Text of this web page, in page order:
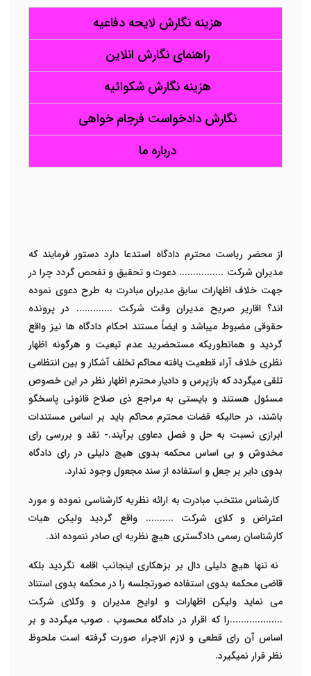
هزینه نگارش لایحه دفاعیه
راهنمای نگارش انلاین
هزینه نگارش شکوائیه
نگارش دادخواست فرجام خواهی
درباره ما
از محضر ریاست محترم دادگاه استدعا دارد دستور فرمایند که
مدیران شرکت ................ دعوت و تحقیق و تفحص گردد چرا در
جهت خلاف اظهارات سابق مدیران مبادرت به طرح دعوی نموده
اند؟ اقاریر صریح مدیران وقت شرکت ............. در پرونده
حقوقی مضبوط میباشد و ایضاً مستند احکام دادگاه ها نیز واقع
گردید و همانطوریکه مستحضرید عدم تبعیت و هرگونه اظهار
نظری خلاف آراء قطعیت یافته محاکم تخلف آشکار و بین انتظامی
تلقی میگردد که بازپرس و دادیار محترم اظهار نظر در این خصوص
مسئول هستند و بایستی به مراجع ذی صلاح قانونی پاسخگو
باشند، در حالیکه قضات محترم محاکم باید بر اساس مستندات
ابرازی نسبت به حل و فصل دعاوی برآیند.- نقد و بررسی رای
مخدوش و بی اساس محکمه بدوی هیچ دلیلی در رای دادگاه
بدوی دایر بر جعل و استفاده از سند مجعول وجود ندارد.
کارشناس منتخب مبادرت به ارائه نظریه کارشناسی نموده و مورد
اعتراض و کلای شرکت .......... واقع گردید ولیکن هیات
کارشناسان رسمی دادگستری هیچ نظریه ای صادر ننموده اند.
نه تنها هیچ دلیلی دال بر بزهکاری اینجانب اقامه نگردید بلکه
قاضی محکمه بدوی استفاده صورتجلسه را در محکمه بدوی استناد
می نماید ولیکن اظهارات و لوایح مدیران و وکلای شرکت
...................را که اقرار در دادگاه محسوب . صوب میگردد و بر
اساس آن رای قطعی و لازم الاجراء صورت گرفته است ملحوظ
نظر قرار نمیگیرد.